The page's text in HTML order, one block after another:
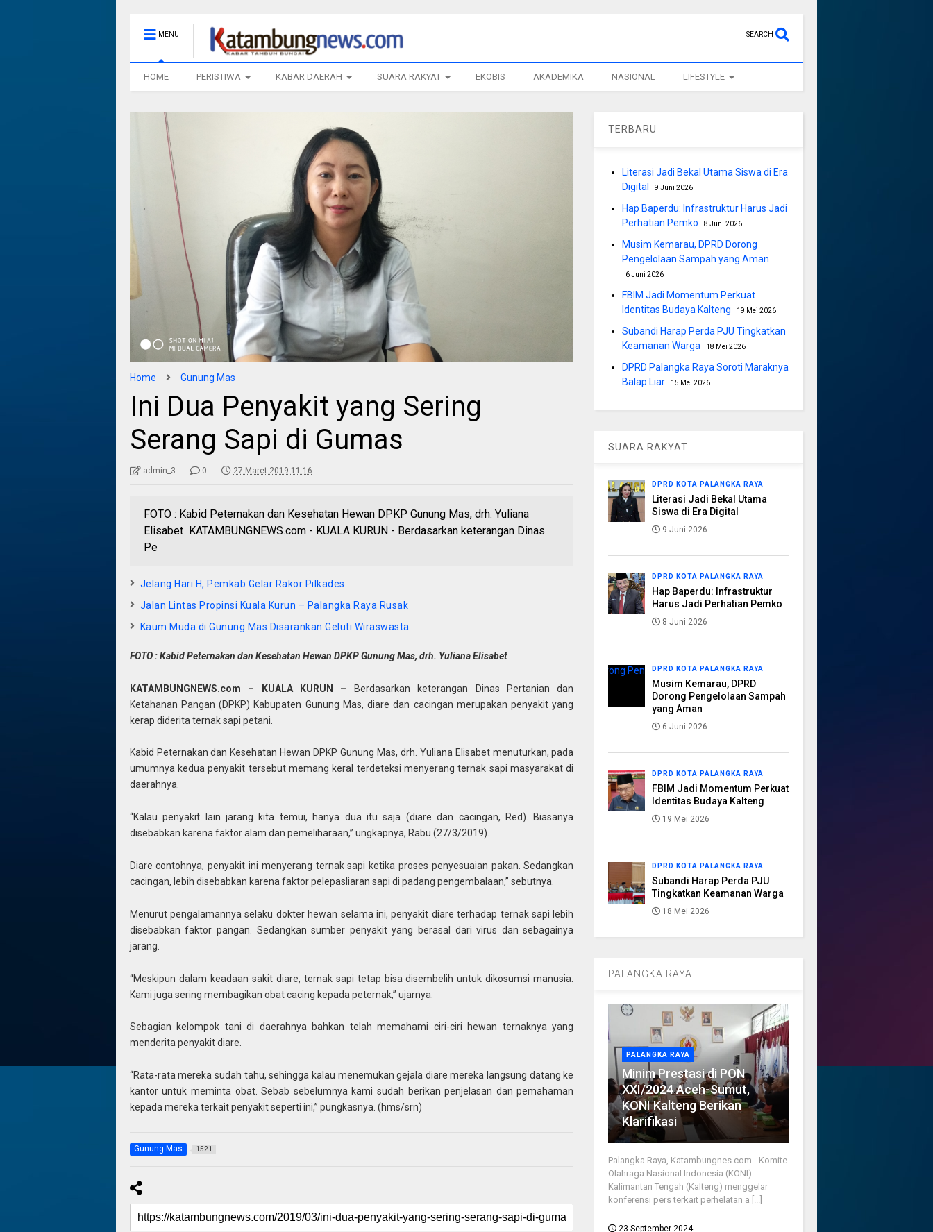
MENU SEARCH
HOME PERISTIWA KABAR DAERAH SUARA RAKYAT EKOBIS AKADEMIKA NASIONAL LIFESTYLE
Home Gunung Mas
Ini Dua Penyakit yang Sering
Serang Sapi di Gumas
admin_3 0 27 Maret 2019 11:16
FOTO : Kabid Peternakan dan Kesehatan Hewan DPKP Gunung Mas, drh. Yuliana
Elisabet KATAMBUNGNEWS.com - KUALA KURUN - Berdasarkan keterangan Dinas
Pe
Jelang Hari H, Pemkab Gelar Rakor Pilkades
Jalan Lintas Propinsi Kuala Kurun – Palangka Raya Rusak
Kaum Muda di Gunung Mas Disarankan Geluti Wiraswasta
FOTO : Kabid Peternakan dan Kesehatan Hewan DPKP Gunung Mas, drh. Yuliana Elisabet
KATAMBUNGNEWS.com – KUALA KURUN – Berdasarkan keterangan Dinas Pertanian dan
Ketahanan Pangan (DPKP) Kabupaten Gunung Mas, diare dan cacingan merupakan penyakit yang
kerap diderita ternak sapi petani.
Kabid Peternakan dan Kesehatan Hewan DPKP Gunung Mas, drh. Yuliana Elisabet menuturkan, pada
umumnya kedua penyakit tersebut memang keral terdeteksi menyerang ternak sapi masyarakat di
daerahnya.
“Kalau penyakit lain jarang kita temui, hanya dua itu saja (diare dan cacingan, Red). Biasanya
disebabkan karena faktor alam dan pemeliharaan,” ungkapnya, Rabu (27/3/2019).
Diare contohnya, penyakit ini menyerang ternak sapi ketika proses penyesuaian pakan. Sedangkan
cacingan, lebih disebabkan karena faktor pelepasliaran sapi di padang pengembalaan,” sebutnya.
Menurut pengalamannya selaku dokter hewan selama ini, penyakit diare terhadap ternak sapi lebih
disebabkan faktor pangan. Sedangkan sumber penyakit yang berasal dari virus dan sebagainya
jarang.
“Meskipun dalam keadaan sakit diare, ternak sapi tetap bisa disembelih untuk dikosumsi manusia.
Kami juga sering membagikan obat cacing kepada peternak,” ujarnya.
Sebagian kelompok tani di daerahnya bahkan telah memahami ciri-ciri hewan ternaknya yang
menderita penyakit diare.
“Rata-rata mereka sudah tahu, sehingga kalau menemukan gejala diare mereka langsung datang ke
kantor untuk meminta obat. Sebab sebelumnya kami sudah berikan penjelasan dan pemahaman
kepada mereka terkait penyakit seperti ini,” pungkasnya. (hms/srn)
Gunung Mas 1521
TERBARU
Literasi Jadi Bekal Utama Siswa di Era
Digital
9 Juni 2026
Hap Baperdu: Infrastruktur Harus Jadi
Perhatian Pemko
8 Juni 2026
Musim Kemarau, DPRD Dorong
Pengelolaan Sampah yang Aman
6 Juni 2026
FBIM Jadi Momentum Perkuat
Identitas Budaya Kalteng
19 Mei 2026
Subandi Harap Perda PJU Tingkatkan
Keamanan Warga
18 Mei 2026
DPRD Palangka Raya Soroti Maraknya
Balap Liar
15 Mei 2026
SUARA RAKYAT
DPRD KOTA PALANGKA RAYA
Literasi Jadi Bekal Utama
Siswa di Era Digital
9 Juni 2026
DPRD KOTA PALANGKA RAYA
Hap Baperdu: Infrastruktur
Harus Jadi Perhatian Pemko
8 Juni 2026
DPRD KOTA PALANGKA RAYA
Musim Kemarau, DPRD
Dorong Pengelolaan Sampah
yang Aman
6 Juni 2026
DPRD KOTA PALANGKA RAYA
FBIM Jadi Momentum Perkuat
Identitas Budaya Kalteng
19 Mei 2026
DPRD KOTA PALANGKA RAYA
Subandi Harap Perda PJU
Tingkatkan Keamanan Warga
18 Mei 2026
PALANGKA RAYA
PALANGKA RAYA
Minim Prestasi di PON
XXI/2024 Aceh-Sumut,
KONI Kalteng Berikan
Klarifikasi
Palangka Raya, Katambungnes.com - Komite
Olahraga Nasional Indonesia (KONI)
Kalimantan Tengah (Kalteng) menggelar
konferensi pers terkait perhelatan a [...]
23 September 2024